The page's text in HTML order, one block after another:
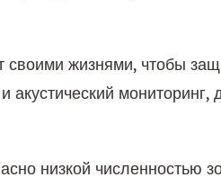
жизнями, чтобы
мониторинг,
низкой численностью